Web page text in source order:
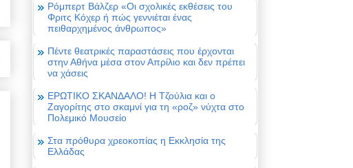
Ρόμπερτ Βάλζερ «Οι σχολικές εκθέσεις του
Φριτς Κόχερ ή πώς γεννιέται ένας
πειθαρχημένος άνθρωπος»
Πέντε θεατρικές παραστάσεις που έρχονται
στην Αθήνα μέσα στον Απρίλιο και δεν πρέπει
να χάσεις
ΕΡΩΤΙΚΟ ΣΚΑΝΔΑΛΟ! Η Τζούλια και ο
Ζαγορίτης στο σκαμνί για τη «ροζ» νύχτα στο
Πολεμικό Μουσείο
Στα πρόθυρα χρεοκοπίας η Εκκλησία της
Ελλάδας